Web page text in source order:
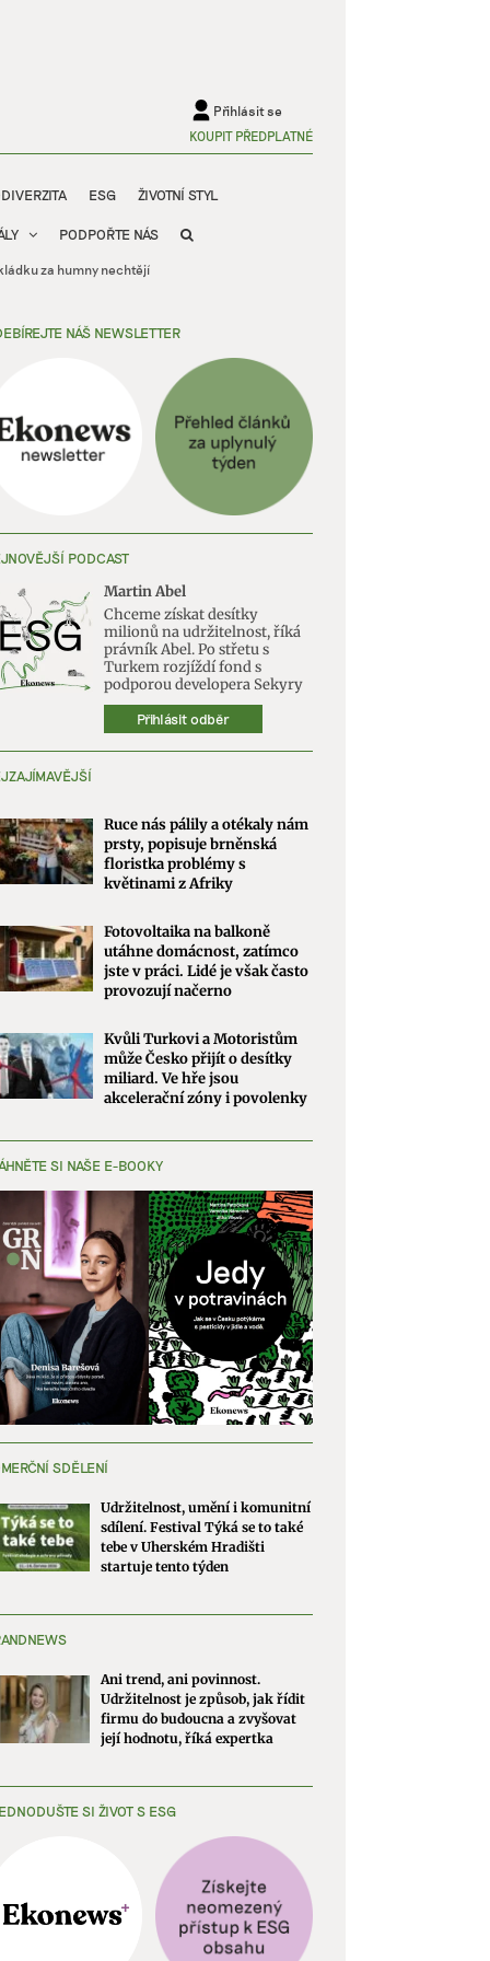
Přihlásit se
KOUPIT PŘEDPLATNÉ
ESG ŽIVOTNÍ STYL
PODPOŘTE NÁS
za humny nechtějí
NÁŠ NEWSLETTER
PODCAST
Martin Abel
Chceme získat desítky
milionů na udržitelnost, říká
právník Abel. Po střetu s
Turkem rozjíždí fond s
podporou developera Sekyry
Přihlásit odběr
Ruce nás pálily a otékaly nám
prsty, popisuje brněnská
floristka problémy s
květinami z Afriky
Fotovoltaika na balkoně
utáhne domácnost, zatímco
jste v práci. Lidé je však často
provozují načerno
Kvůli Turkovi a Motoristům
může Česko přijít o desítky
miliard. Ve hře jsou
akcelerační zóny i povolenky
SI NAŠE E-BOOKY
SDĚLENÍ
Udržitelnost, umění i komunitní
sdílení. Festival Týká se to také
tebe v Uherském Hradišti
startuje tento týden
Ani trend, ani povinnost.
Udržitelnost je způsob, jak řídit
firmu do budoucna a zvyšovat
její hodnotu, říká expertka
SI ŽIVOT S ESG